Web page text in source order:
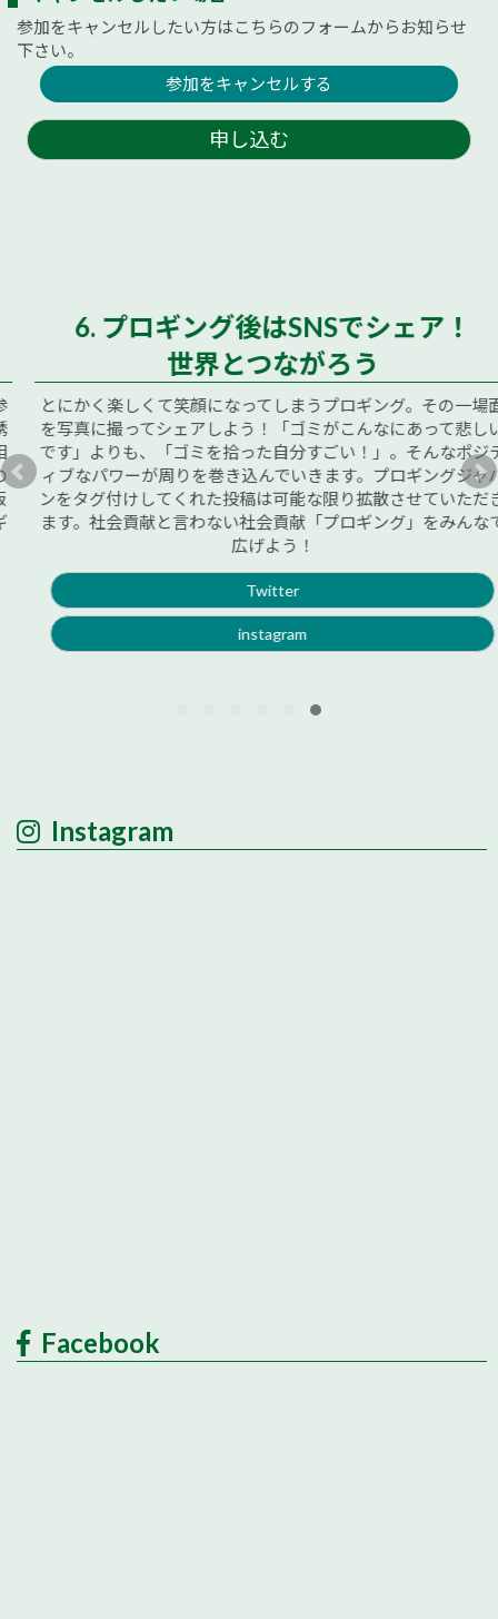
参加をキャンセルしたい方はこちらのフォームからお知らせ
下さい。
参加をキャンセルする
申し込む
6. プロギング後はSNSでシェア！
世界とつながろう
とにかく楽しくて笑顔になってしまうプロギング。その一場面
を写真に撮ってシェアしよう！「ゴミがこんなにあって悲しい
です」よりも、「ゴミを拾った自分すごい！」。そんなポジテ
ィブなパワーが周りを巻き込んでいきます。プロギングジャパ
ンをタグ付けしてくれた投稿は可能な限り拡散させていただき
ます。社会貢献と言わない社会貢献「プロギング」をみんなで
広げよう！
Twitter
instagram
Instagram
Facebook